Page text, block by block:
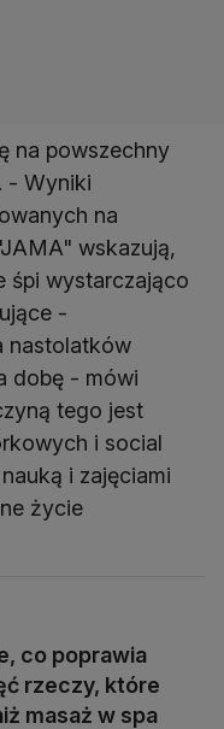
na powszechny
- Wyniki
na
wskazują,
śpi wystarczająco
-
nastolatków
dobę - mówi
tego jest
i social
i zajęciami
życie
co poprawia
rzeczy, które
masaż w spa